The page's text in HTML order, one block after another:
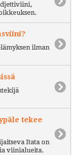
ilman
tekee
Itata on
viinialueita.